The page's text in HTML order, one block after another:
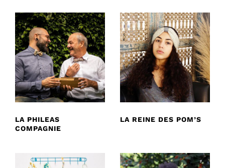
LA PHILEAS
COMPAGNIE
LA REINE DES POM’S